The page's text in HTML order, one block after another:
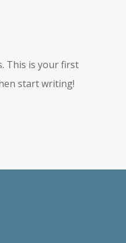
This is your first
start writing!